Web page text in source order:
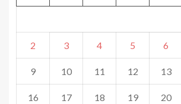
2 3 4 5 6
9 10 11 12 13
16 17 18 19 20